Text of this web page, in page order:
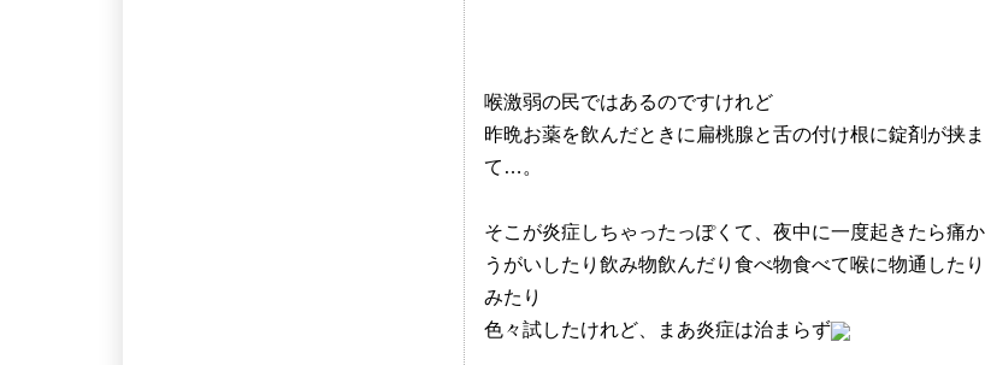
喉激弱の民ではあるのですけれど
昨晩お薬を飲んだときに扁桃腺と舌の付け根に錠剤が挟
て…。
そこが炎症しちゃったっぽくて、夜中に一度起きたら痛
うがいしたり飲み物飲んだり食べ物食べて喉に物通した
みたり
色々試したけれど、まあ炎症は治まらず